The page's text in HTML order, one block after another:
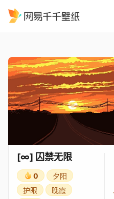
[∞] 囚禁无限
0
夕阳
护眼
晚霞